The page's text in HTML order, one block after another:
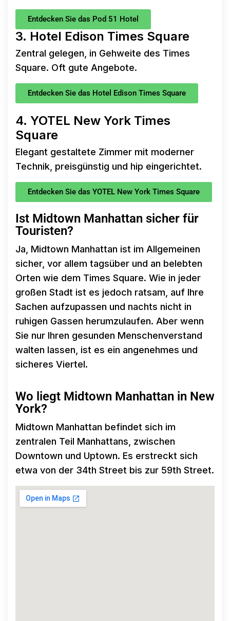
Entdecken Sie das Pod 51 Hotel
3. Hotel Edison Times Square
Zentral gelegen, in Gehweite des Times
Square. Oft gute Angebote.
Entdecken Sie das Hotel Edison Times Square
4. YOTEL New York Times
Square
Elegant gestaltete Zimmer mit moderner
Technik, preisgünstig und hip eingerichtet.
Entdecken Sie das YOTEL New York Times Square
Ist Midtown Manhattan sicher für
Touristen?
Ja, Midtown Manhattan ist im Allgemeinen
sicher, vor allem tagsüber und an belebten
Orten wie dem Times Square. Wie in jeder
großen Stadt ist es jedoch ratsam, auf Ihre
Sachen aufzupassen und nachts nicht in
ruhigen Gassen herumzulaufen. Aber wenn
Sie nur Ihren gesunden Menschenverstand
walten lassen, ist es ein angenehmes und
sicheres Viertel.
Wo liegt Midtown Manhattan in New
York?
Midtown Manhattan befindet sich im
zentralen Teil Manhattans, zwischen
Downtown und Uptown. Es erstreckt sich
etwa von der 34th Street bis zur 59th Street.